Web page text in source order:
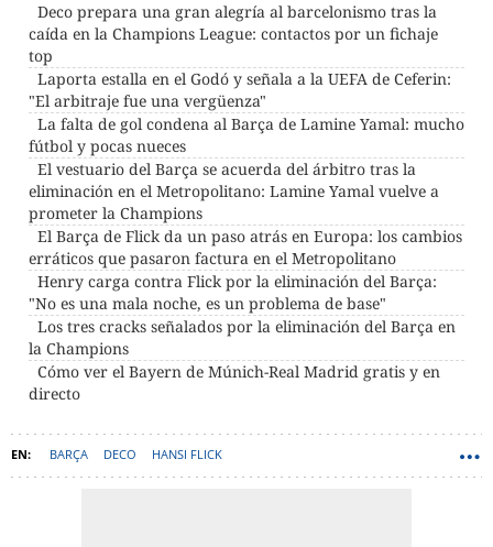
Deco prepara una gran alegría al barcelonismo tras la
caída en la Champions League: contactos por un fichaje
top
Laporta estalla en el Godó y señala a la UEFA de Ceferin:
"El arbitraje fue una vergüenza"
La falta de gol condena al Barça de Lamine Yamal: mucho
fútbol y pocas nueces
El vestuario del Barça se acuerda del árbitro tras la
eliminación en el Metropolitano: Lamine Yamal vuelve a
prometer la Champions
El Barça de Flick da un paso atrás en Europa: los cambios
erráticos que pasaron factura en el Metropolitano
Henry carga contra Flick por la eliminación del Barça:
"No es una mala noche, es un problema de base"
Los tres cracks señalados por la eliminación del Barça en
la Champions
Cómo ver el Bayern de Múnich-Real Madrid gratis y en
directo
BARÇA DECO HANSI FLICK